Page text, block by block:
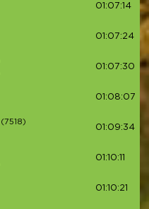
01:07:14
01:07:24
01:07:30
01:08:07
(7518)
01:09:34
01:10:11
01:10:21